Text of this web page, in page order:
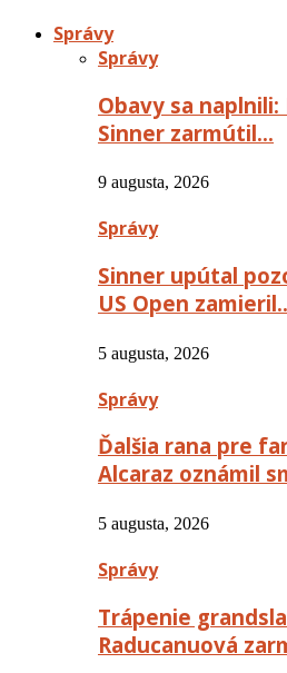
Správy
Správy
Obavy sa
Sinner zarmútil…
9 augusta, 2026
Správy
Sinner upútal
US Open
5 augusta, 2026
Správy
Ďalšia rana pre
Alcaraz oznámil
5 augusta, 2026
Správy
Trápenie
Raducanuová